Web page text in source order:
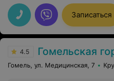
Очереди не было. Рекомендую
Записаться
4.5 Гомельская городская
Гомель, ул. Медицинская, 7